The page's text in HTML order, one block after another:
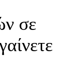
σε